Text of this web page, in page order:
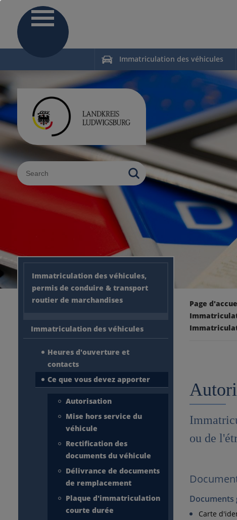
Immatriculation des véhicules
Sucheingabe
Immatriculation des véhicules,
permis de conduire & transport
routier de marchandises
Immatriculation des véhicules
Heures d'ouverture et
contacts
Ce que vous devez apporter
Autorisation
Mise hors service du
véhicule
Rectification des
documents du véhicule
Délivrance de documents
de remplacement
Plaque d'immatriculation
courte durée
Page
ou de
Documents
Carte